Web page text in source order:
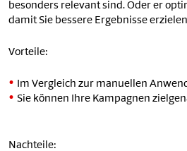
besonders relevant sind. Oder er
damit Sie bessere Ergebnisse
Vorteile:
Im Vergleich zur manuellen
Sie können Ihre Kampagnen
Nachteile: